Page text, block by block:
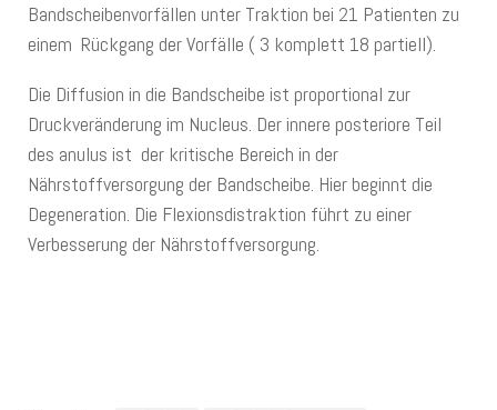
Bandscheibenvorfällen unter Traktion bei 21 Patienten zu
einem Rückgang der Vorfälle ( 3 komplett 18 partiell).
Die Diffusion in die Bandscheibe ist proportional zur
Druckveränderung im Nucleus. Der innere posteriore Teil
des anulus ist der kritische Bereich in der
Nährstoffversorgung der Bandscheibe. Hier beginnt die
Degeneration. Die Flexionsdistraktion führt zu einer
Verbesserung der Nährstoffversorgung.